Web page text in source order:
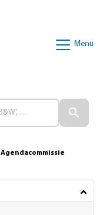
Menu
Agendacommissie